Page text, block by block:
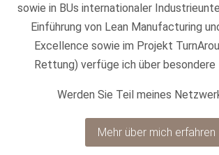
sowie in BUs internationaler
Einführung von Lean Manufacturing
Excellence sowie im Projekt
Rettung) verfüge ich über besondere
Werden Sie Teil meines
Mehr über mich erfahren